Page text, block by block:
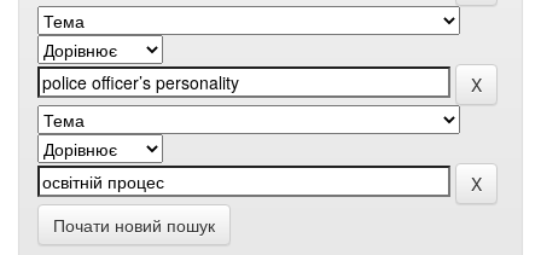
Почати новий пошук